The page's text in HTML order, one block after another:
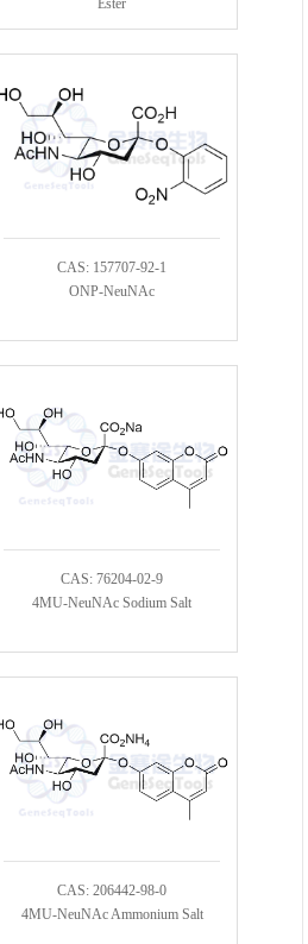
CAS: 157707-92-1
ONP-NeuNAc
CAS: 76204-02-9
4MU-NeuNAc Sodium Salt
CAS: 206442-98-0
4MU-NeuNAc Ammonium Salt